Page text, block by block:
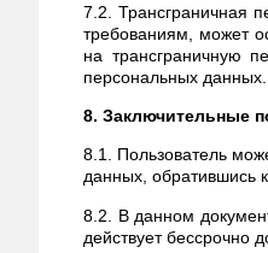
7.2. Трансграничная
требованиям, может
на трансграничную
персональных данных.
8. Заключительные
8.1. Пользователь
данных, обратившись
8.2. В данном
действует бессрочно